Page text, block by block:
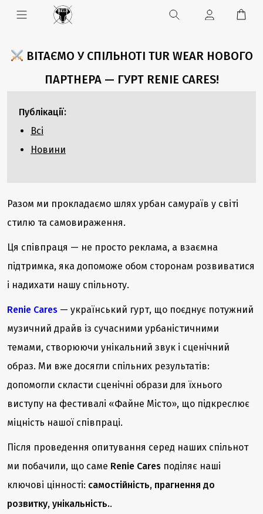
ВІТАЄМО У СПІЛЬНОТІ TUR WEAR НОВОГО
ПАРТНЕРА — ГУРТ RENIE CARES!
Публікації:
Всі
Новини
Разом ми прокладаємо шлях урбан самураїв у світі
стилю та самовираження.
Ця співпраця — не просто реклама, а взаємна
підтримка, яка допоможе обом сторонам розвиватися
і надихати нашу спільноту.
Renie Cares — український гурт, що поєднує потужний
музичний драйв із сучасними урбаністичними
темами, створюючи унікальний звук і сценічний
образ. Ми вже досягли спільних результатів:
допомогли скласти сценічні образи для їхнього
виступу на фестивалі «Файне Місто», що підкреслює
міцність нашої співпраці.
Після проведення опитування серед наших спільнот
ми побачили, що саме Renie Cares поділяє наші
ключові цінності: самостійність, прагнення до
розвитку, унікальність..